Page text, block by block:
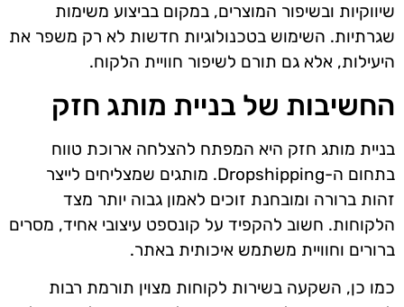
שיווקיות ובשיפור המוצרים, במקום בביצוע משימות
שגרתיות. השימוש בטכנולוגיות חדשות לא רק משפר את
היעילות, אלא גם תורם לשיפור חוויית הלקוח.
החשיבות של בניית מותג חזק
בניית מותג חזק היא המפתח להצלחה ארוכת טווח
בתחום ה-Dropshipping. מותגים שמצליחים לייצר
זהות ברורה ומובחנת זוכים לאמון גבוה יותר מצד
הלקוחות. חשוב להקפיד על קונספט עיצובי אחיד, מסרים
ברורים וחוויית משתמש איכותית באתר.
כמו כן, השקעה בשירות לקוחות מצוין תורמת רבות